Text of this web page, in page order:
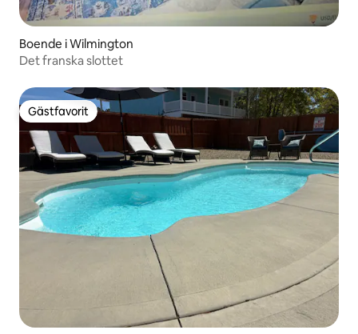
Boende i Wilmington
Det franska slottet
Gästfavorit
Gästfavorit